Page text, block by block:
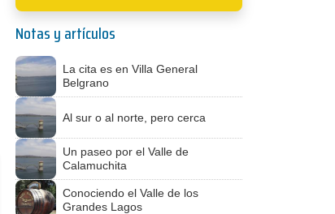
Notas y artículos
La cita es en Villa General
Belgrano
Al sur o al norte, pero cerca
Un paseo por el Valle de
Calamuchita
Conociendo el Valle de los
Grandes Lagos